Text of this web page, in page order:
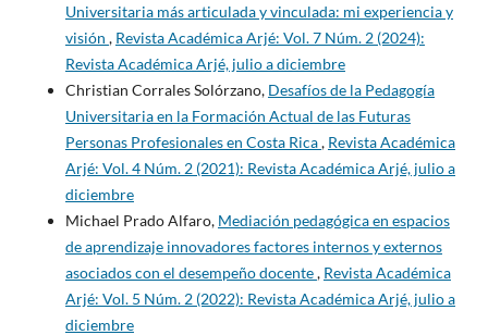
Universitaria más articulada y vinculada: mi experiencia y
visión , Revista Académica Arjé: Vol. 7 Núm. 2 (2024):
Revista Académica Arjé, julio a diciembre
Christian Corrales Solórzano, Desafíos de la Pedagogía
Universitaria en la Formación Actual de las Futuras
Personas Profesionales en Costa Rica, Revista Académica
Arjé: Vol. 4 Núm. 2 (2021): Revista Académica Arjé, julio a
diciembre
Michael Prado Alfaro, Mediación pedagógica en espacios
de aprendizaje innovadores factores internos y externos
asociados con el desempeño docente, Revista Académica
Arjé: Vol. 5 Núm. 2 (2022): Revista Académica Arjé, julio a
diciembre